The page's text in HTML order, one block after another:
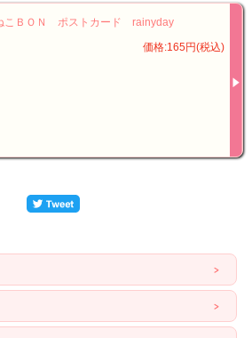
こＢＯＮ ポストカード rainyday
価格:165円(税込)